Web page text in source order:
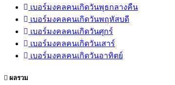
เบอร์มงคลคนเกิดวันพุธกลางคืน
เบอร์มงคลคนเกิดวันพฤหัสบดี
เบอร์มงคลคนเกิดวันศุกร์
เบอร์มงคลคนเกิดวันเสาร์
เบอร์มงคลคนเกิดวันอาทิตย์
ผลรวม